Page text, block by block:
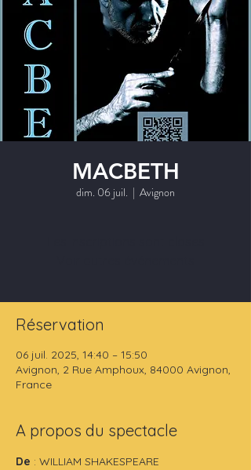
MACBETH
dim. 06 juil.
  |
Avignon
Réservation
06 juil. 2025, 14:40 – 15:50
Avignon, 2 Rue Amphoux, 84000 Avignon,
France
A propos du spectacle
De : WILLIAM SHAKESPEARE